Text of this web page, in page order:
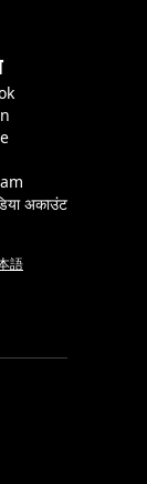
अकाउंट
語